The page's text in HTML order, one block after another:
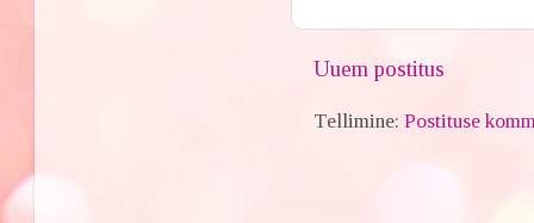
Uuem postitus
Tellimine:Postituse